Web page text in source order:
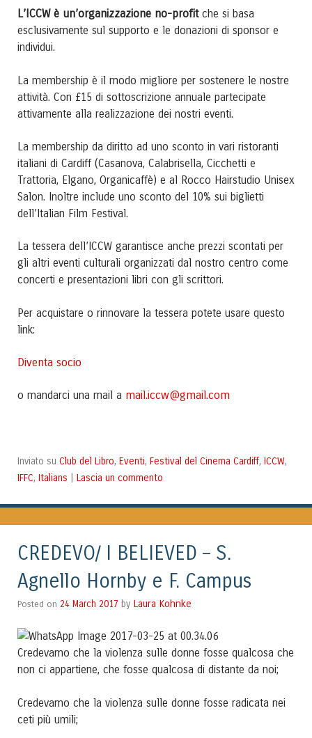
L’ICCW è un’organizzazione no-profitche si basa
esclusivamente sul supporto e le donazioni di sponsor e
individui.
La membership è il modo migliore per sostenere le nostre
attività. Con £15 di sottoscrizione annuale partecipate
attivamente alla realizzazione dei nostri eventi.
La membership da diritto ad uno sconto in vari ristoranti
italiani di Cardiff (Casanova, Calabrisella, Cicchetti e
Trattoria, Elgano, Organicaffè) e al Rocco Hairstudio Unisex
Salon. Inoltre include uno sconto del 10% sui biglietti
dell’Italian Film Festival.
La tessera dell’ICCW garantisce anche prezzi scontati per
gli altri eventi culturali organizzati dal nostro centro come
concerti e presentazioni libri con gli scrittori.
Per acquistare o rinnovare la tessera potete usare questo
link:
Diventa socio
o mandarci una mail a mail.iccw@gmail.com
Inviato su Club del Libro, Eventi, Festival del Cinema Cardiff, ICCW,
IFFC, Italians Lascia un commento
CREDEVO/ I BELIEVED – S.
Agnello Hornby e F. Campus
Posted on 24 March 2017 by Laura Kohnke
Credevamo che la violenza sulle donne fosse qualcosa che
non ci appartiene, che fosse qualcosa di distante da noi;
Credevamo che la violenza sulle donne fosse radicata nei
ceti più umili;